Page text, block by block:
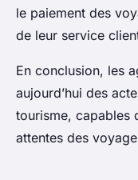
le paiement des
de leur service
En conclusion, les
aujourd’hui des
tourisme, capables
attentes des